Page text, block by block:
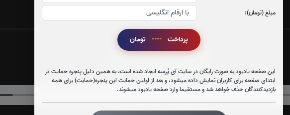
مبلغ (تومان):
پرداخت ---- تومان
این صفحه یادبود به صورت رایگان در سایت آی پُرسه ایجاد شده است، به همین دلیل پنجره حمایت در
ابتدای صفحه برای کاربران نمایش داده میشود، و بعد از اولین حمایت این پنجره(حمایت) برای همه
بازدیدکنندگان حذف خواهد شد و مستقیما وارد صفحه یادبود میشوند.
قرائت سوره الرحمن را تقبل میکنم
صوت سوره الرحمن